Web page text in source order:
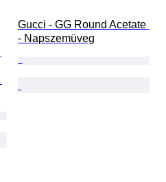
Gucci - GG Round Acetate
- Napszemüveg